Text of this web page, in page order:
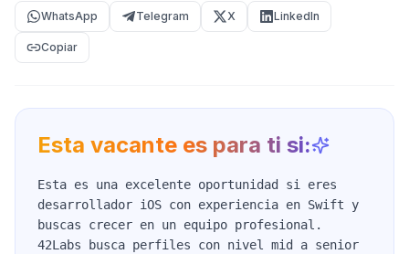
WhatsApp Telegram X LinkedIn
Copiar
Esta vacante es para ti si:
Esta es una excelente oportunidad si eres
desarrollador iOS con experiencia en Swift y
buscas crecer en un equipo profesional.
42Labs busca perfiles con nivel mid a senior